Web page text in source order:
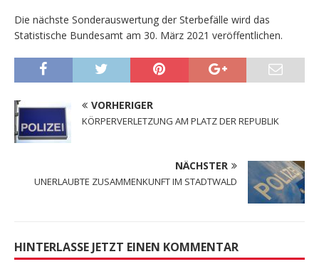
Die nächste Sonderauswertung der Sterbefälle wird das
Statistische Bundesamt am 30. März 2021 veröffentlichen.
VORHERIGER
KÖRPERVERLETZUNG AM PLATZ DER REPUBLIK
NÄCHSTER
UNERLAUBTE ZUSAMMENKUNFT IM STADTWALD
HINTERLASSE JETZT EINEN KOMMENTAR